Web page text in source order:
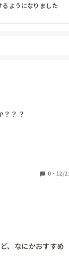
るようになりました
？？？
0 ・ 12/
、なにかおすすめ